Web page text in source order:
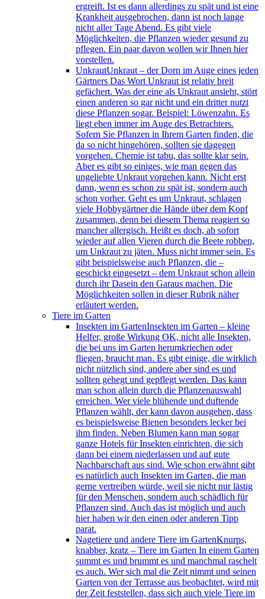
ergreift. Ist es dann allerdings zu spät und ist eine
Krankheit ausgebrochen, dann ist noch lange
nicht aller Tage Abend. Es gibt viele
Möglichkeiten, die Pflanzen wieder gesund zu
pflegen. Ein paar davon wollen wir Ihnen hier
vorstellen.
UnkrautUnkraut – der Dorn im Auge eines jeden
Gärtners Das Wort Unkraut ist relativ breit
gefächert. Was der eine als Unkraut ansieht, stört
einen anderen so gar nicht und ein dritter nutzt
diese Pflanzen sogar. Beispiel: Löwenzahn. Es
liegt eben immer im Auge des Betrachters.
Sofern Sie Pflanzen in Ihrem Garten finden, die
da so nicht hingehören, sollten sie dagegen
vorgehen. Chemie ist tabu, das sollte klar sein.
Aber es gibt so einiges, wie man gegen das
ungeliebte Unkraut vorgehen kann. Nicht erst
dann, wenn es schon zu spät ist, sondern auch
schon vorher. Geht es um Unkraut, schlagen
viele Hobbygärtner die Hände über dem Kopf
zusammen, denn bei diesem Thema reagiert so
mancher allergisch. Heißt es doch, ab sofort
wieder auf allen Vieren durch die Beete robben,
um Unkraut zu jäten. Muss nicht immer sein. Es
gibt beispielsweise auch Pflanzen, die –
geschickt eingesetzt – dem Unkraut schon allein
durch ihr Dasein den Garaus machen. Die
Möglichkeiten sollen in dieser Rubrik näher
erläutert werden.
Tiere im Garten
Insekten im GartenInsekten im Garten – kleine
Helfer, große Wirkung OK, nicht alle Insekten,
die bei uns im Garten herumkriechen oder
fliegen, braucht man. Es gibt einige, die wirklich
nicht nützlich sind, andere aber sind es und
sollten gehegt und gepflegt werden. Das kann
man schon allein durch die Pflanzenauswahl
erreichen. Wer viele blühende und duftende
Pflanzen wählt, der kann davon ausgehen, dass
es beispielsweise Bienen besonders lecker bei
ihm finden. Neben Blumen kann man sogar
ganze Hotels für Insekten einrichten, die sich
dann bei einem niederlassen und auf gute
Nachbarschaft aus sind. Wie schon erwähnt gibt
es natürlich auch Insekten im Garten, die man
gerne vertreiben würde, weil sie nicht nur lästig
für den Menschen, sondern auch schädlich für
Pflanzen sind. Auch das ist möglich und auch
hier haben wir den einen oder anderen Tipp
parat.
Nagetiere und andere Tiere im GartenKnurps,
knabber, kratz – Tiere im Garten In einem Garten
summt es und brummt es und manchmal raschelt
es auch. Wer sich mal die Zeit nimmt und seinen
Garten von der Terrasse aus beobachtet, wird mit
der Zeit feststellen, dass sich auch viele Tiere im